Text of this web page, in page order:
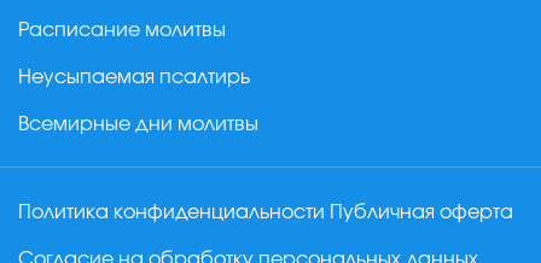
Расписание молитвы
Неусыпаемая псалтирь
Всемирные дни молитвы
Политика конфиденциальности Публичная оферта